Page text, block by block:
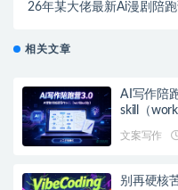
26年某大佬最新Ai漫剧陪
相关文章
AI写作陪
文案写作
别再硬核